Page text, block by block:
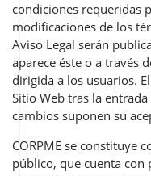
condiciones requeridas
modificaciones de los
Aviso Legal serán
aparece éste o a través
dirigida a los usuarios.
Sitio Web tras la
cambios suponen su
CORPME se constituye
público, que cuenta